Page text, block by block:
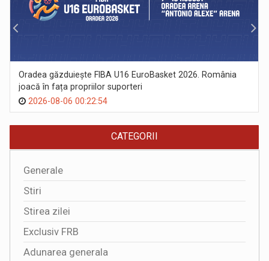
Oradea găzduiește FIBA U16 EuroBasket 2026. România
joacă în fața propriilor suporteri
2026-08-06 00:22:54
CATEGORII
Generale
Stiri
Stirea zilei
Exclusiv FRB
Adunarea generala